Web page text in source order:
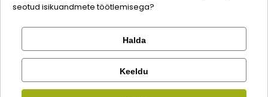
Kirjuta arvustus
niiskus
83%
Kontrolli tellimust
Facebook
Lemmikloom
Kauplus
seotud isikuandmete töötlemisega?
Halda
Keeldu